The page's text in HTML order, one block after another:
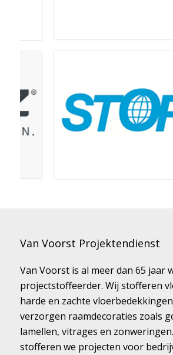
Van Voorst Projektendienst
Van Voorst is al meer dan 65 jaar
projectstoffeerder. Wij stofferen
harde en zachte
verzorgen raamdecoraties zoals
lamellen, vitrages en
stofferen we projecten voor